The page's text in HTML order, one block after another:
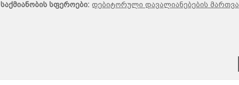
საქმიანობის სფეროები: დებიტორული დავალიანებების მართვა